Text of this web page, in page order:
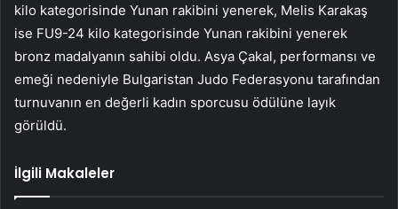
kilo kategorisinde Yunan rakibini yenerek, Melis Karakaş
ise FU9-24 kilo kategorisinde Yunan rakibini yenerek
bronz madalyanın sahibi oldu. Asya Çakal, performansı ve
emeği nedeniyle Bulgaristan Judo Federasyonu tarafından
turnuvanın en değerli kadın sporcusu ödülüne layık
görüldü.
İlgili Makaleler